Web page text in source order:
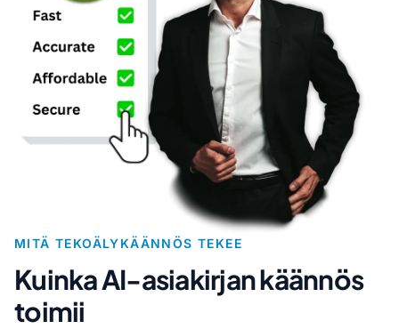
MITÄ TEKOÄLYKÄÄNNÖS TEKEE
Kuinka AI-asiakirjan käännös
toimii